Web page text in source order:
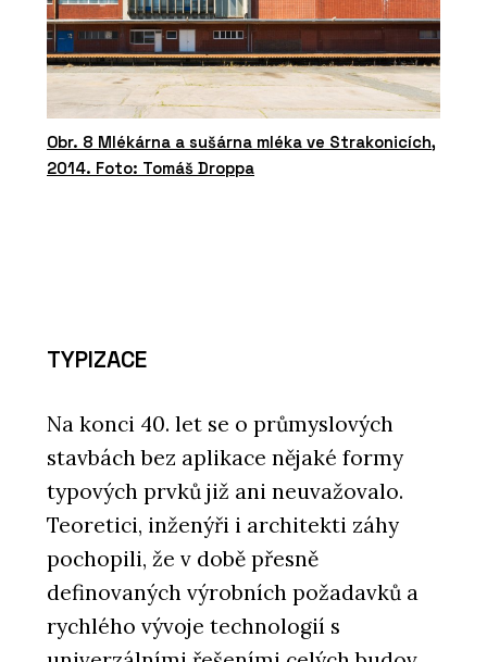
Obr. 8 Mlékárna a sušárna mléka ve Strakonicích,
2014. Foto: Tomáš Droppa
TYPIZACE
Na konci 40. let se o průmyslových
stavbách bez aplikace nějaké formy
typových prvků již ani neuvažovalo.
Teoretici, inženýři i architekti záhy
pochopili, že v době přesně
definovaných výrobních požadavků a
rychlého vývoje technologií s